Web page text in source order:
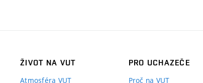
ŽIVOT NA VUT
Atmosféra VUT
PRO UCHAZEČE
Proč na VUT